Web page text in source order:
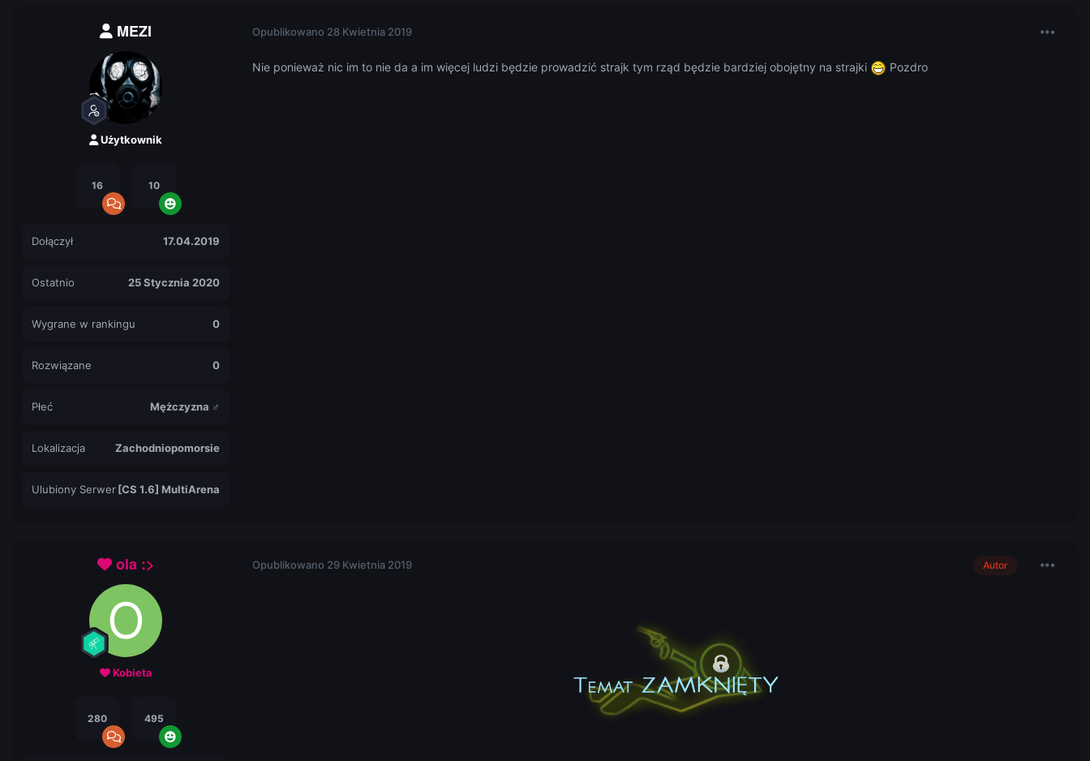
MEZI
Użytkownik
16 10
Dołączył 17.04.2019
Ostatnio 25 Stycznia 2020
Wygrane w rankingu 0
Rozwiązane 0
Płeć Mężczyzna ♂
Lokalizacja Zachodniopomorsie
Ulubiony Serwer[CS 1.6] MultiArena
Opublikowano 28 Kwietnia 2019
Nie ponieważ nic im to nie da a im więcej ludzi będzie prowadzić strajk tym rząd będzie bardziej obojętny na strajki Pozdro
ola :>
Kobieta
280 495
Autor
Opublikowano 29 Kwietnia 2019